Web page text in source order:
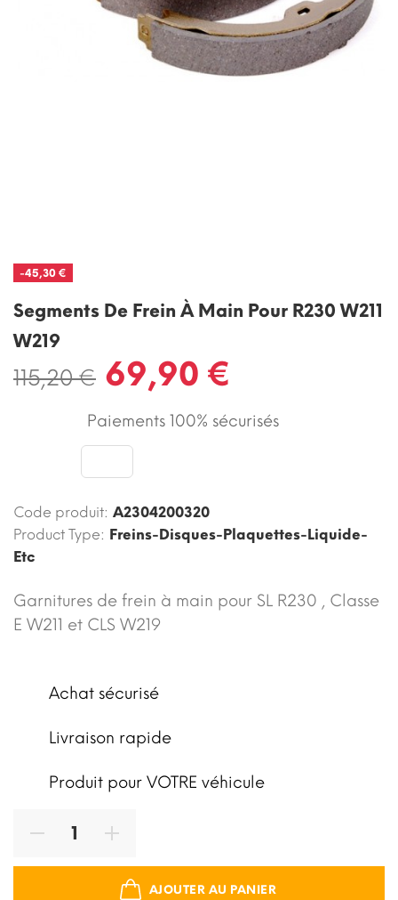
-45,30 €
Segments De Frein À Main Pour R230 W211
W219
115,20 € 69,90 €
Paiements 100% sécurisés
Code produit: A2304200320
Product Type: Freins-Disques-Plaquettes-Liquide-
Etc
Garnitures de frein à main pour SL R230 , Classe
E W211 et CLS W219
Achat sécurisé
Livraison rapide
Produit pour VOTRE véhicule
AJOUTER AU PANIER